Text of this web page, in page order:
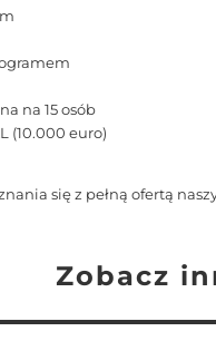
na 15 osób
(10.000 euro)
się z pełną ofertą
Zobacz